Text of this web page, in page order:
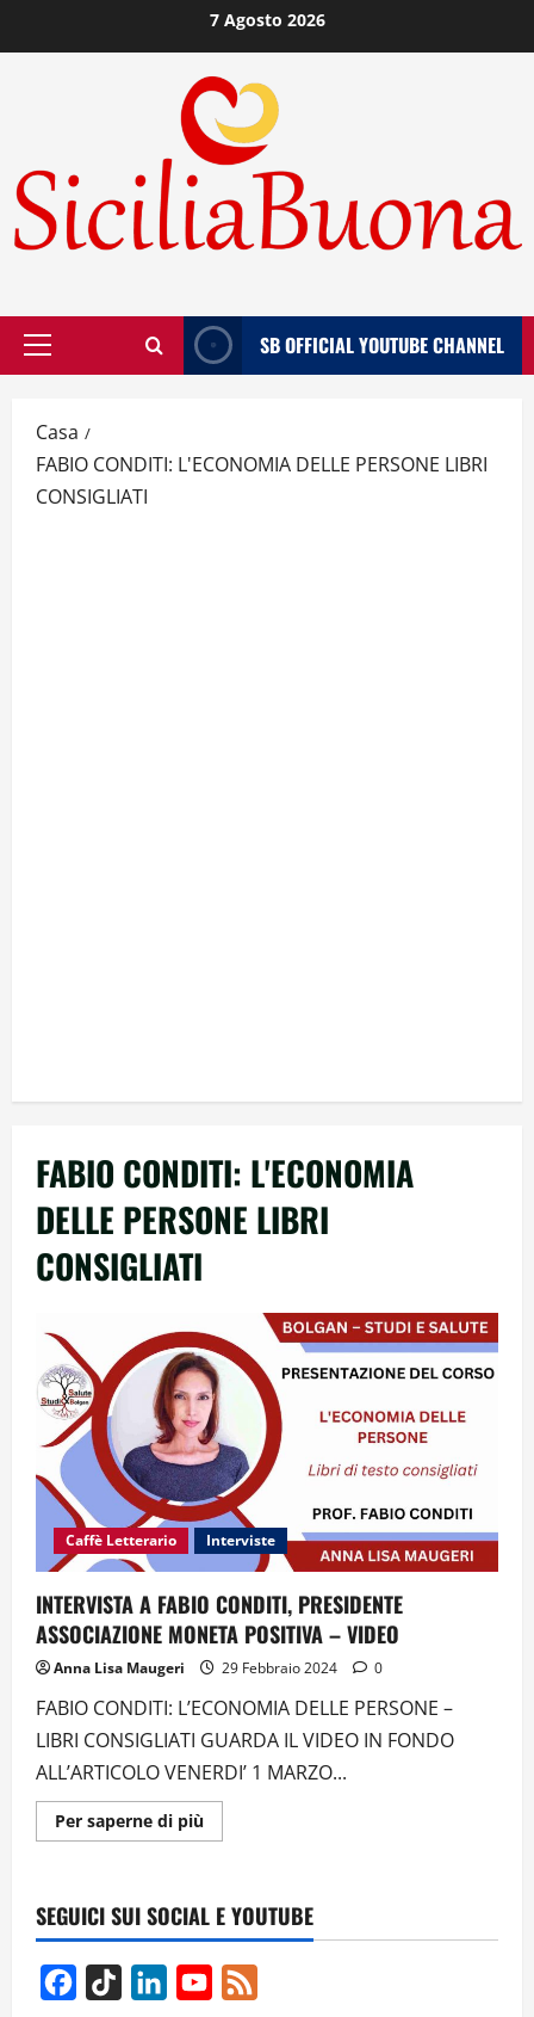
al
7 Agosto 2026
Menù
SB OFFICIAL YOUTUBE CHANNEL
Casa
FABIO CONDITI: L'ECONOMIA DELLE PERSONE LIBRI
CONSIGLIATI
FABIO CONDITI: L'ECONOMIA
DELLE PERSONE LIBRI
CONSIGLIATI
Caffè Letterario Interviste
INTERVISTA A FABIO CONDITI, PRESIDENTE
ASSOCIAZIONE MONETA POSITIVA – VIDEO
Anna Lisa Maugeri 29 Febbraio 2024 0
FABIO CONDITI: L’ECONOMIA DELLE PERSONE –
LIBRI CONSIGLIATI GUARDA IL VIDEO IN FONDO
ALL’ARTICOLO VENERDI’ 1 MARZO...
Per saperne di piùUlteriori
informazioni
FABIO
CONDITI,
PRESIDENTE
MONETA
POSITIVA
–
SEGUICI SUI SOCIAL E YOUTUBE
Facebook
TikTok LinkedInYouTube